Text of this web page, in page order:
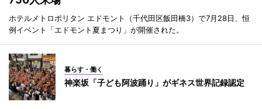
ホテルメトロポリタン エドモント（千代田区飯田橋3）で7月28日、恒
例イベント「エドモント夏まつり」が開催された。
暮らす・働く
神楽坂「子ども阿波踊り」がギネス世界記録認定